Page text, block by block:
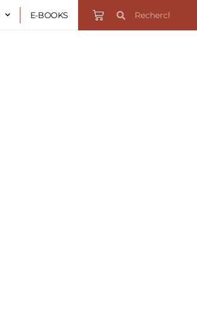
E-BOOKS Panier